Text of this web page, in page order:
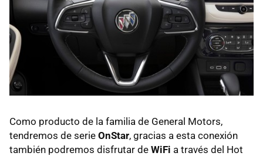
Como producto de la familia de General Motors,
tendremos de serie OnStar, gracias a esta conexión
también podremos disfrutar de WiFi a través del Hot